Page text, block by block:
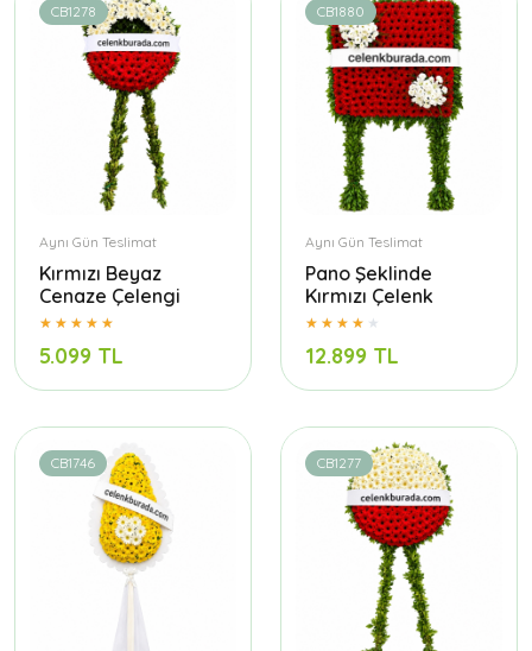
CB1278
Aynı Gün Teslimat
Kırmızı Beyaz
Cenaze Çelengi
5.099 TL
CB1880
Aynı Gün Teslimat
Pano Şeklinde
Kırmızı Çelenk
12.899 TL
CB1746 CB1277